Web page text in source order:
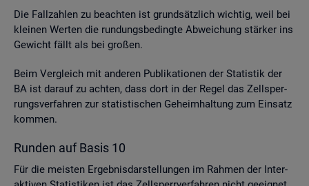
Die Fall­zah­len zu be­ach­ten ist grund­sätz­lich wich­tig, weil bei
klei­nen Wer­ten die run­dungs­be­ding­te Ab­wei­chung stär­ker ins
Ge­wicht fällt als bei gro­ßen.
Beim Ver­gleich mit an­de­ren Pu­bli­ka­tio­nen der Sta­tis­tik der
BA ist dar­auf zu ach­ten, dass dort in der Regel das Zell­sper­
rungs­ver­fah­ren zur sta­tis­ti­schen Ge­heim­hal­tung zum Ein­satz
kom­men.
Run­den auf Basis 10
Für die meis­ten Er­geb­nis­dar­stel­lun­gen im Rah­men der In­ter­